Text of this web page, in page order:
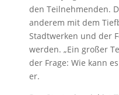
den Teilnehmenden.
anderem mit dem
Stadtwerken und der
werden. „Ein großer
der Frage: Wie kann
er.